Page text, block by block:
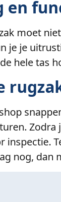
en
moet
je je
hele tas
inspectie.
nog, dan